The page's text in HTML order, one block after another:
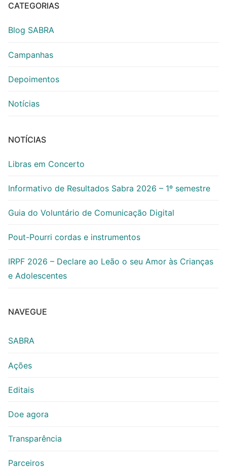
CATEGORIAS
Blog SABRA
Campanhas
Depoimentos
Notícias
NOTÍCIAS
Libras em Concerto
Informativo de Resultados Sabra 2026 – 1º semestre
Guia do Voluntário de Comunicação Digital
Pout-Pourri cordas e instrumentos
IRPF 2026 – Declare ao Leão o seu Amor às Crianças
e Adolescentes
NAVEGUE
SABRA
Ações
Editais
Doe agora
Transparência
Parceiros